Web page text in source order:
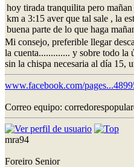
hoy tirada tranquilita pero
km a 3:15 aver que tal sale , la
buena parte de lo que haga
Mi consejo, preferible llegar
la cuenta............. y sobre todo la
sin la chispa necesaria al día 15,
www.facebook.com/
Correo equipo:
mra94
Foreiro Senior